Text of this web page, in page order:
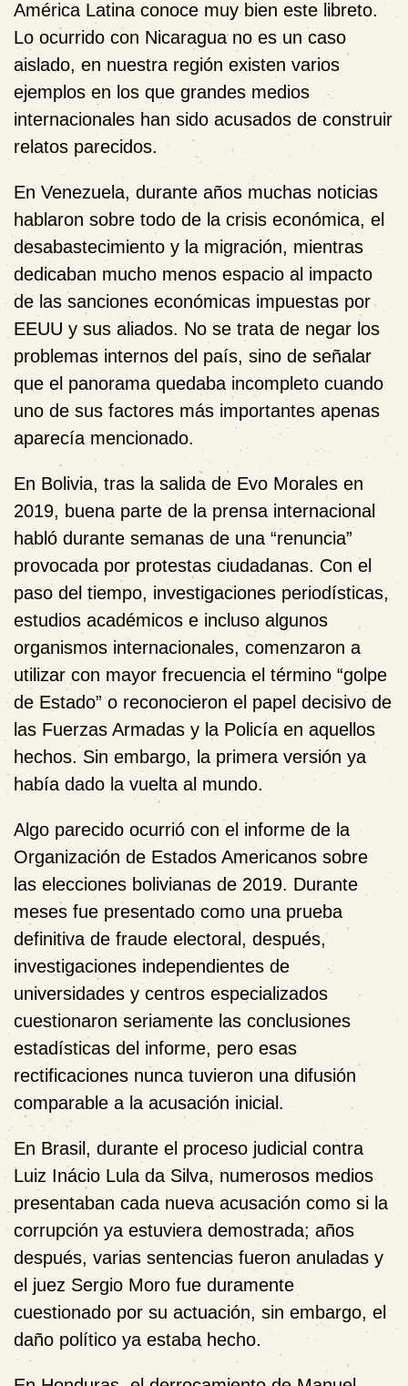
América Latina conoce muy bien este libreto.
Lo ocurrido con Nicaragua no es un caso
aislado, en nuestra región existen varios
ejemplos en los que grandes medios
internacionales han sido acusados de construir
relatos parecidos.
En Venezuela, durante años muchas noticias
hablaron sobre todo de la crisis económica, el
desabastecimiento y la migración, mientras
dedicaban mucho menos espacio al impacto
de las sanciones económicas impuestas por
EEUU y sus aliados. No se trata de negar los
problemas internos del país, sino de señalar
que el panorama quedaba incompleto cuando
uno de sus factores más importantes apenas
aparecía mencionado.
En Bolivia, tras la salida de Evo Morales en
2019, buena parte de la prensa internacional
habló durante semanas de una “renuncia”
provocada por protestas ciudadanas. Con el
paso del tiempo, investigaciones periodísticas,
estudios académicos e incluso algunos
organismos internacionales, comenzaron a
utilizar con mayor frecuencia el término “golpe
de Estado” o reconocieron el papel decisivo de
las Fuerzas Armadas y la Policía en aquellos
hechos. Sin embargo, la primera versión ya
había dado la vuelta al mundo.
Algo parecido ocurrió con el informe de la
Organización de Estados Americanos sobre
las elecciones bolivianas de 2019. Durante
meses fue presentado como una prueba
definitiva de fraude electoral, después,
investigaciones independientes de
universidades y centros especializados
cuestionaron seriamente las conclusiones
estadísticas del informe, pero esas
rectificaciones nunca tuvieron una difusión
comparable a la acusación inicial.
En Brasil, durante el proceso judicial contra
Luiz Inácio Lula da Silva, numerosos medios
presentaban cada nueva acusación como si la
corrupción ya estuviera demostrada; años
después, varias sentencias fueron anuladas y
el juez Sergio Moro fue duramente
cuestionado por su actuación, sin embargo, el
daño político ya estaba hecho.